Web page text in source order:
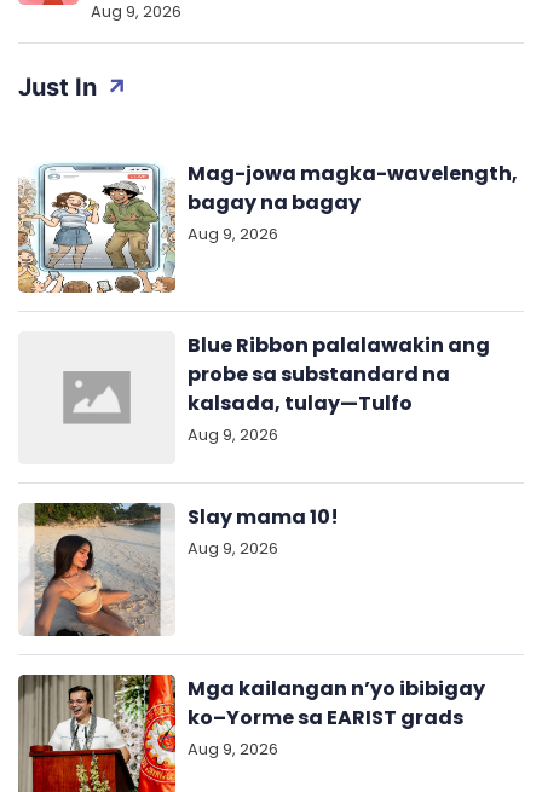
Just In
Mag-jowa magka-wavelength,
bagay na bagay
Aug 9, 2026
Blue Ribbon palalawakin ang
probe sa substandard na
kalsada, tulay—Tulfo
Aug 9, 2026
Slay mama 10!
Aug 9, 2026
Mga kailangan n’yo ibibigay
ko–Yorme sa EARIST grads
Aug 9, 2026
Aug 9, 2026